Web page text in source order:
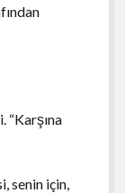
“Karşına
senin için,